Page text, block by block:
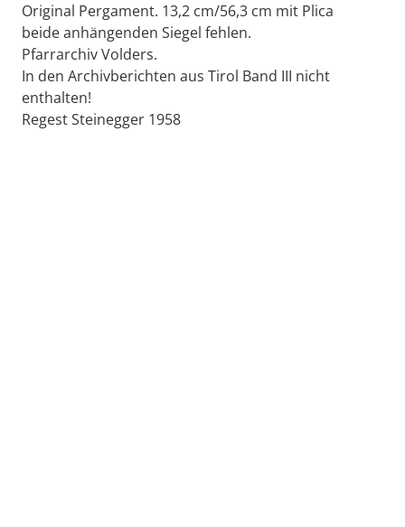
Original Pergament. 13,2 cm/56,3 cm mit Plica
beide anhängenden Siegel fehlen.
Pfarrarchiv Volders.
In den Archivberichten aus Tirol Band III nicht
enthalten!
Regest Steinegger 1958